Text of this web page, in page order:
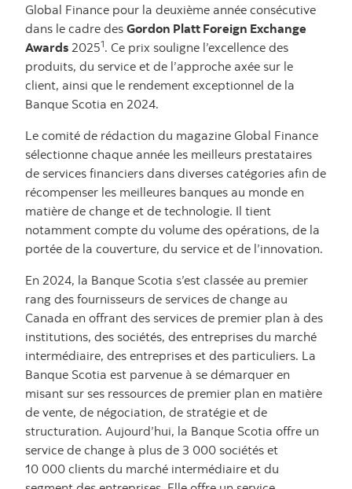
Global Finance pour la deuxième année consécutive
dans le cadre des Gordon Platt Foreign Exchange
Awards 20251. Ce prix souligne l’excellence des
produits, du service et de l’approche axée sur le
client, ainsi que le rendement exceptionnel de la
Banque Scotia en 2024.
Le comité de rédaction du magazine Global Finance
sélectionne chaque année les meilleurs prestataires
de services financiers dans diverses catégories afin de
récompenser les meilleures banques au monde en
matière de change et de technologie. Il tient
notamment compte du volume des opérations, de la
portée de la couverture, du service et de l’innovation.
En 2024, la Banque Scotia s’est classée au premier
rang des fournisseurs de services de change au
Canada en offrant des services de premier plan à des
institutions, des sociétés, des entreprises du marché
intermédiaire, des entreprises et des particuliers. La
Banque Scotia est parvenue à se démarquer en
misant sur ses ressources de premier plan en matière
de vente, de négociation, de stratégie et de
structuration. Aujourd’hui, la Banque Scotia offre un
service de change à plus de 3 000 sociétés et
10 000 clients du marché intermédiaire et du